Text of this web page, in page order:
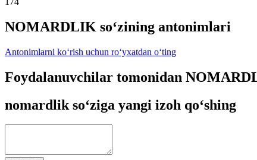
NOMARDLIK so‘zining antonimlari
Antonimlarni ko‘rish uchun ro‘yxatdan o‘ting
Foydalanuvchilar tomonidan
nomardlik so‘ziga yangi izoh qo‘shing